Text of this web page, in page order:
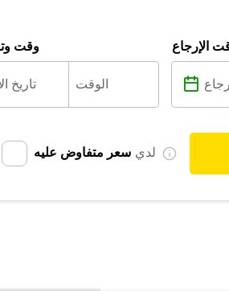
وقت الإرجاع
لدي سعر متفاوض عليه